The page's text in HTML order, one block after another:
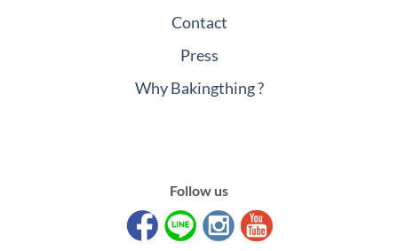
Contact
Press
Why Bakingthing ?
Follow us